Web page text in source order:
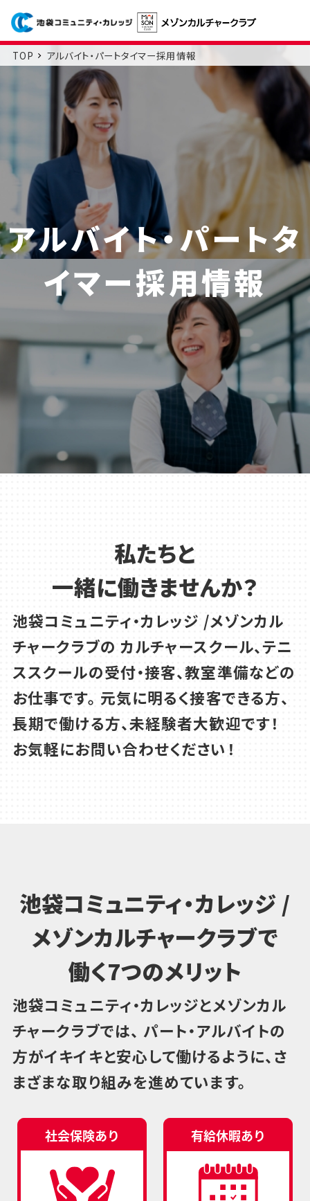
アルバイト・パートタ
イマー採用情報
TOP アルバイト・パートタイマー採用情報
私たちと
一緒に働きませんか？
池袋コミュニティ・カレッジ /メゾンカル
チャークラブの カルチャースクール、テニ
ススクールの受付・接客、教室準備などの
お仕事です。 元気に明るく接客できる方、
長期で働ける方、未経験者大歓迎です！
お気軽にお問い合わせください！
池袋コミュニティ・カレッジ /
メゾンカルチャークラブで
働く7つのメリット
池袋コミュニティ・カレッジとメゾンカル
チャークラブでは、 パート・アルバイトの
方がイキイキと安心して働けるように、さ
まざまな取り組みを進めています。